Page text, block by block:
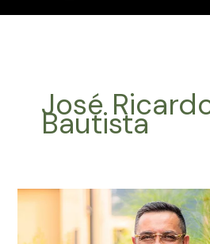
José
Bautista
Efemérides
Latinoamericana